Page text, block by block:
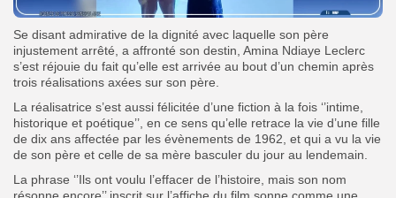
Se disant admirative de la dignité avec laquelle son père
injustement arrêté, a affronté son destin, Amina Ndiaye Leclerc
s’est réjouie du fait qu’elle est arrivée au bout d’un chemin après
trois réalisations axées sur son père.
La réalisatrice s’est aussi félicitée d’une fiction à la fois ‘’intime,
historique et poétique’’, en ce sens qu’elle retrace la vie d’une fille
de dix ans affectée par les évènements de 1962, et qui a vu la vie
de son père et celle de sa mère basculer du jour au lendemain.
La phrase ‘’Ils ont voulu l’effacer de l’histoire, mais son nom